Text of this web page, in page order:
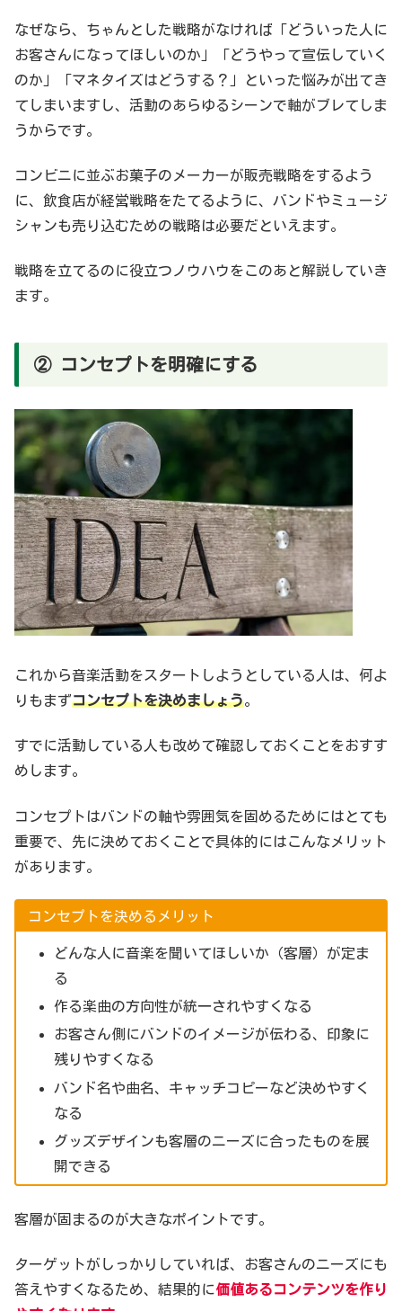
なぜなら、ちゃんとした戦略がなければ「どういった人に
お客さんになってほしいのか」「どうやって宣伝していく
のか」「マネタイズはどうする？」といった悩みが出てき
てしまいますし、活動のあらゆるシーンで軸がブレてしま
うからです。
コンビニに並ぶお菓子のメーカーが販売戦略をするよう
に、飲食店が経営戦略をたてるように、バンドやミュージ
シャンも売り込むための戦略は必要だといえます。
戦略を立てるのに役立つノウハウをこのあと解説していき
ます。
② コンセプトを明確にする
これから音楽活動をスタートしようとしている人は、何よ
りもまずコンセプトを決めましょう。
すでに活動している人も改めて確認しておくことをおすす
めします。
コンセプトはバンドの軸や雰囲気を固めるためにはとても
重要で、先に決めておくことで具体的にはこんなメリット
があります。
コンセプトを決めるメリット
どんな人に音楽を聞いてほしいか（客層）が定ま
る
作る楽曲の方向性が統一されやすくなる
お客さん側にバンドのイメージが伝わる、印象に
残りやすくなる
バンド名や曲名、キャッチコピーなど決めやすく
なる
グッズデザインも客層のニーズに合ったものを展
開できる
客層が固まるのが大きなポイントです。
ターゲットがしっかりしていれば、お客さんのニーズにも
答えやすくなるため、結果的に価値あるコンテンツを作り